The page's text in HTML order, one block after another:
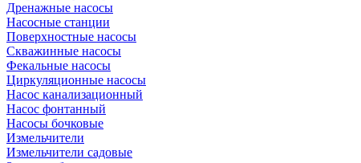
Дренажные насосы
Насосные станции
Поверхностные насосы
Скважинные насосы
Фекальные насосы
Циркуляционные насосы
Насос канализационный
Насос фонтанный
Насосы бочковые
Измельчители
Измельчители садовые